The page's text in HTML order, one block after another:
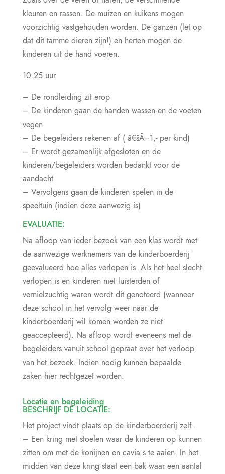
kleuren en rassen. De muizen en kuikens mogen
voorzichtig vastgehouden worden. De ganzen (let op
dat dit tamme dieren zijn!) en herten mogen de
kinderen uit de hand voeren.
10.25 uur
– De rondleiding zit erop
– De kinderen gaan de handen wassen en de voeten
vegen
– De begeleiders rekenen af ( â€šÂ¬1,- per kind)
– Er wordt gezamenlijk afgesloten en de
kinderen/begeleiders worden bedankt voor de
aandacht
– Vervolgens gaan de kinderen spelen in de
speeltuin (indien deze aanwezig is)
EVALUATIE:
Na afloop van ieder bezoek van een klas wordt met
de aanwezige werknemers van de kinderboerderij
geevalueerd hoe alles verlopen is. Als het heel slecht
verlopen is en kinderen niet luisterden of
vernielzuchtig waren wordt dit genoteerd (wanneer
deze school in het vervolg weer naar de
kinderboerderij wil komen worden ze niet
geaccepteerd). Na afloop wordt eveneens met de
begeleiders vanuit school gepraat over het verloop
van het bezoek. Indien nodig kunnen bepaalde
zaken hier rechtgezet worden.
Locatie en begeleiding
BESCHRIJF DE LOCATIE:
Het project vindt plaats op de kinderboerderij zelf.
– Een kring met stoelen waar de kinderen op kunnen
zitten om met de konijnen en cavia s te aaien. In het
midden van deze kring staat een bak waar een aantal